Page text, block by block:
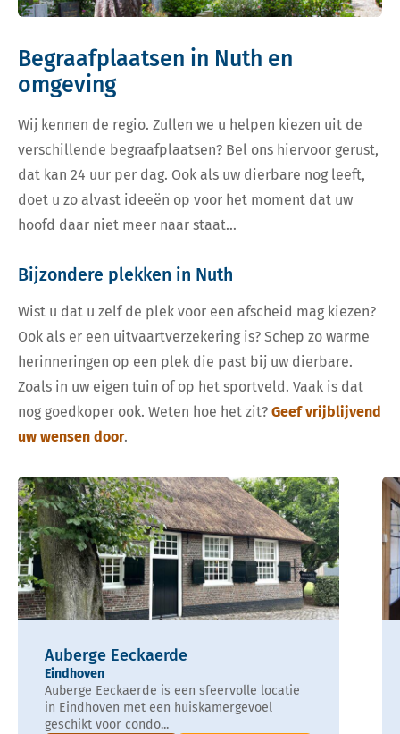
Begraafplaatsen in Nuth en
omgeving
Wij kennen de regio. Zullen we u helpen kiezen uit de
verschillende begraafplaatsen? Bel ons hiervoor gerust,
dat kan 24 uur per dag. Ook als uw dierbare nog leeft,
doet u zo alvast ideeën op voor het moment dat uw
hoofd daar niet meer naar staat…
Bijzondere plekken in Nuth
Wist u dat u zelf de plek voor een afscheid mag kiezen?
Ook als er een uitvaartverzekering is? Schep zo warme
herinneringen op een plek die past bij uw dierbare.
Zoals in uw eigen tuin of op het sportveld. Vaak is dat
nog goedkoper ook. Weten hoe het zit? Geef vrijblijvend
uw wensen door.
Auberge Eeckaerde
Eindhoven
Auberge Eeckaerde is een sfeervolle locatie
in Eindhoven met een huiskamergevoel
geschikt voor condo...